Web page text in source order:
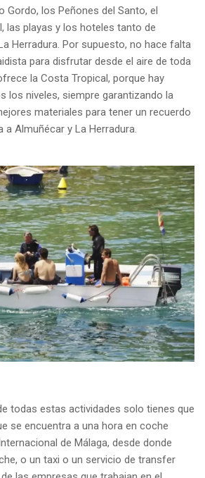
Gordo, los Peñones del Santo, el
las playas y los hoteles tanto de
Herradura. Por supuesto, no hace falta
para disfrutar desde el aire de toda
la Costa Tropical, porque hay
los niveles, siempre garantizando la
materiales para tener un recuerdo
a Almuñécar y La Herradura.
todas estas actividades solo tienes que
se encuentra a una hora en coche
de Málaga, desde donde
o un taxi o un servicio de transfer